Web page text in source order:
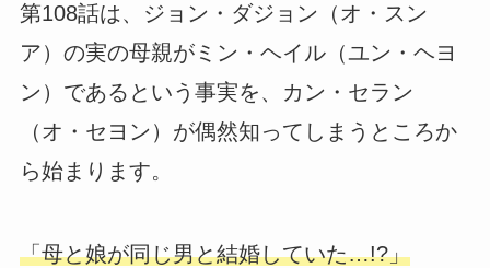
第108話は、ジョン・ダジョン（オ・スン
ア）の実の母親がミン・ヘイル（ユン・ヘヨ
ン）であるという事実を、カン・セラン
（オ・セヨン）が偶然知ってしまうところか
ら始まります。
「母と娘が同じ男と結婚していた…!?」